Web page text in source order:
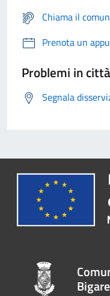
Chiama il
Prenota un
Problemi in città
Segnala